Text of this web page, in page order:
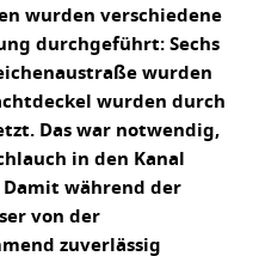
wurden verschiedene
durchgeführt: Sechs
wurden
wurden durch
Das war notwendig,
in den Kanal
während der
von der
zuverlässig